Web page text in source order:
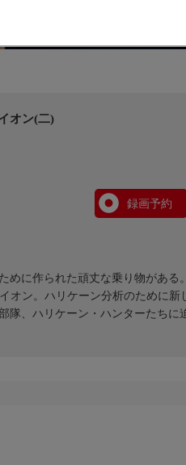
オン(二)
録画予約
めに作られた頑丈な乗り物がある
オン。ハリケーン分析のために新
、ハリケーン・ハンターたちに